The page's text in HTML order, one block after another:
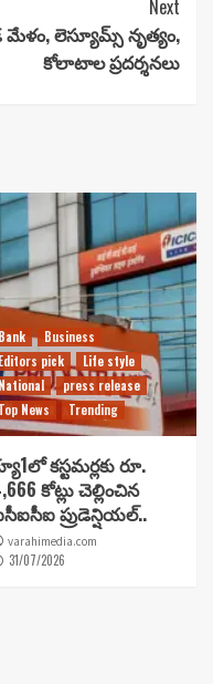
Next
మేళం, లెస్యూమ్స్ నృత్యం,
కోలాటాల ప్రదర్శనలు
Bank
Business
Editors pick
Life style
National
press release
Top News
Trending
కస్టమర్లకు రూ.
కోట్లు చెల్లించిన
ప్రుడెన్షియల్..
varahimedia.com
31/07/2026